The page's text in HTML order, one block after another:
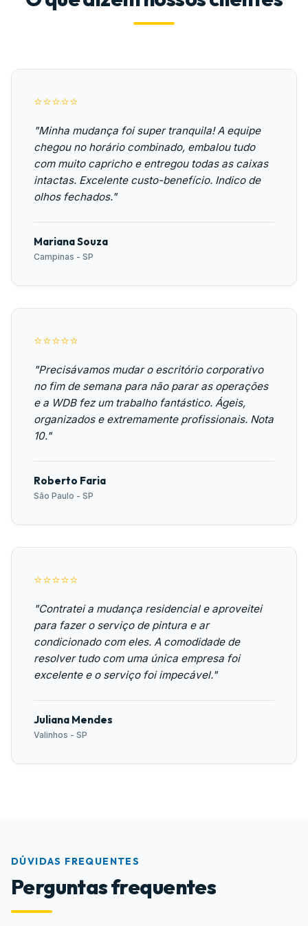
⭐⭐⭐⭐⭐
"Minha mudança foi super tranquila! A equipe
chegou no horário combinado, embalou tudo
com muito capricho e entregou todas as caixas
intactas. Excelente custo-benefício. Indico de
olhos fechados."
Mariana Souza
Campinas - SP
⭐⭐⭐⭐⭐
"Precisávamos mudar o escritório corporativo
no fim de semana para não parar as operações
e a WDB fez um trabalho fantástico. Ágeis,
organizados e extremamente profissionais. Nota
10."
Roberto Faria
São Paulo - SP
⭐⭐⭐⭐⭐
"Contratei a mudança residencial e aproveitei
para fazer o serviço de pintura e ar
condicionado com eles. A comodidade de
resolver tudo com uma única empresa foi
excelente e o serviço foi impecável."
Juliana Mendes
Valinhos - SP
DÚVIDAS FREQUENTES
Perguntas frequentes